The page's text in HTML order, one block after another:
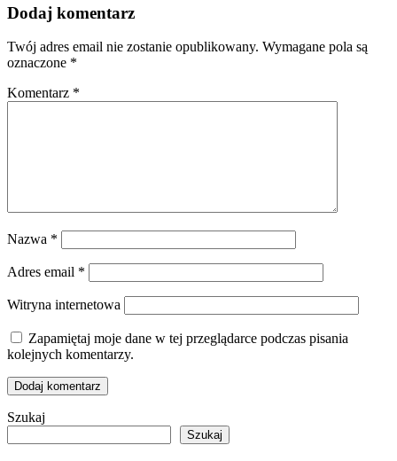
Dodaj komentarz
Twój adres email nie zostanie opublikowany. Wymagane pola są
oznaczone *
Komentarz *
Nazwa *
Adres email *
Witryna internetowa
Zapamiętaj moje dane w tej przeglądarce podczas pisania
kolejnych komentarzy.
Szukaj
Szukaj